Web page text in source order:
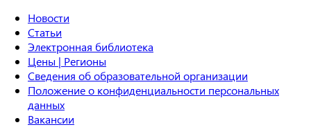
Новости
Статьи
Электронная библиотека
Цены | Регионы
Сведения об образовательной организации
Положение о конфиденциальности персональных
данных
Вакансии